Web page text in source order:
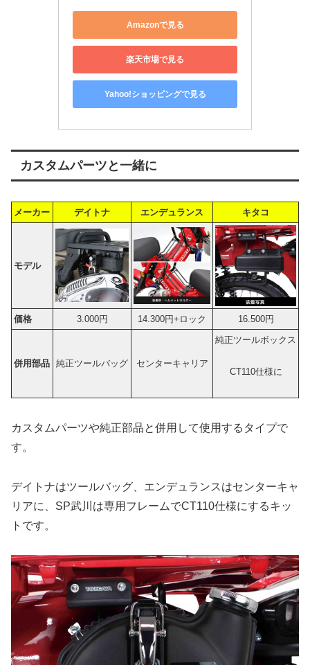
Amazonで見る
楽天市場で見る
Yahoo!ショッピングで見る
カスタムパーツと一緒に
メーカー デイトナ エンデュランス キタコ
モデル
価格 3.000円 14.300円+ロック 16.500円
併用部品 純正ツールバッグ センターキャリア
純正ツールボックス
CT110仕様に
カスタムパーツや純正部品と併用して使用するタイプで
す。
デイトナはツールバッグ、エンデュランスはセンターキャ
リアに、SP武川は専用フレームでCT110仕様にするキッ
トです。